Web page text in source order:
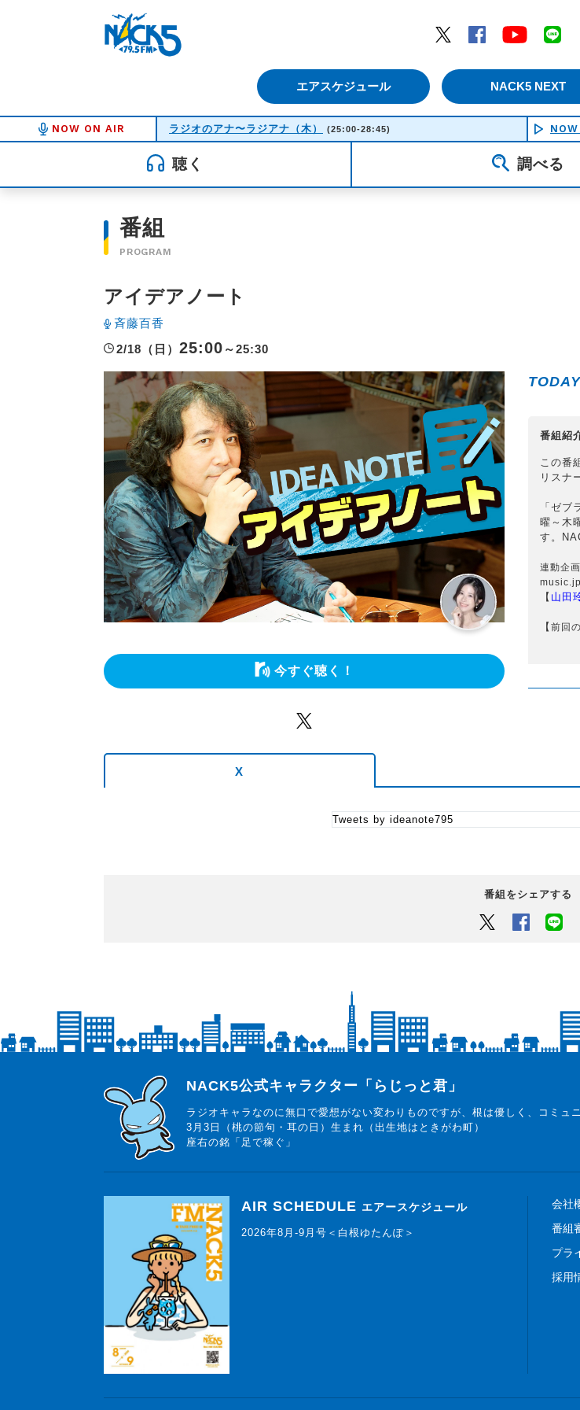
Twitter
Facebook YouTube
エアスケジュール NACK5 NEXT
NOW ON AIR ラジオのアナ〜ラジアナ（木） (25:00-28:45)
聴く 調べる
番組
PROGRAM
アイデアノート
斉藤百香
2/18（日） 25:00 ～25:30
今すぐ聴く！
番組紹
この番
リスナ
「ゼ
曜～木
す。
連動企画
music.jp
【 山田
【 前回
X
Tweets by ideanote795
番組をシェアする
Twitter Facebook
らじっと君
NACK5公式キャラクター「らじっと君」
ラジオキャラなのに無口で愛想がない変わりものですが、根は優しく、コミュ
3月3日（桃の節句・耳の日）生まれ（出生地はときがわ町）
座右の銘「足で稼ぐ」
AIR SCHEDULE エアースケジュール
2026年8月-9月号＜白根ゆたんぽ＞
会社
番組
プラ
採用